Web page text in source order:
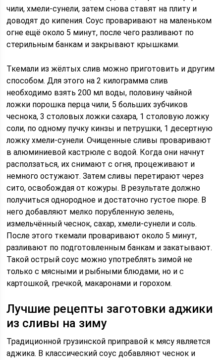
чили, хмели-сунели, затем снова ставят на плиту и
доводят до кипения. Соус проваривают на маленьком
огне ещё около 5 минут, после чего разливают по
стерильным банкам и закрывают крышками.
Ткемали из жёлтых слив можно приготовить и другим
способом. Для этого на 2 килограмма слив
необходимо взять 200 мл воды, половину чайной
ложки порошка перца чили, 5 больших зубчиков
чеснока, 3 столовых ложки сахара, 1 столовую ложку
соли, по одному пучку кинзы и петрушки, 1 десертную
ложку хмели-сунели. Очищенные сливы проваривают
в алюминиевой кастрюле с водой. Когда они начнут
расползаться, их снимают с огня, процеживают и
немного остужают. Затем сливы перетирают через
сито, освобождая от кожуры. В результате должно
получиться однородное и достаточно густое пюре. В
него добавляют мелко порубленную зелень,
измельчённый чеснок, сахар, хмели-сунели и соль.
После этого ткемали проваривают около 5 минут,
разливают по подготовленным банкам и закатывают.
Такой острый соус можно употреблять зимой не
только с мясными и рыбными блюдами, но и с
картошкой, гречкой, макаронами и горохом.
Лучшие рецепты заготовки аджики
из сливы на зиму
Традиционной грузинской приправой к мясу является
аджика. В классический соус добавляют чеснок и